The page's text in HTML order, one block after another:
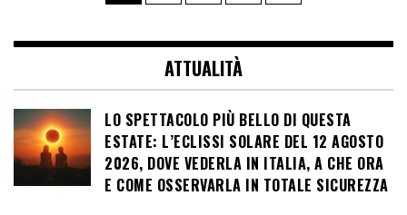
articoli
ATTUALITÀ
LO SPETTACOLO PIÙ BELLO DI QUESTA
ESTATE: L’ECLISSI SOLARE DEL 12 AGOSTO
2026, DOVE VEDERLA IN ITALIA, A CHE ORA
E COME OSSERVARLA IN TOTALE SICUREZZA